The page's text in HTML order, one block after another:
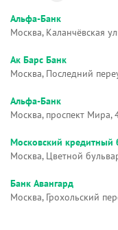
Альфа-Банк
Москва, Каланчёвская
Ак Барс Банк
Москва, Последний
Альфа-Банк
Москва, проспект Мира,
Московский кредитный
Москва, Цветной
Банк Авангард
Москва, Грохольский